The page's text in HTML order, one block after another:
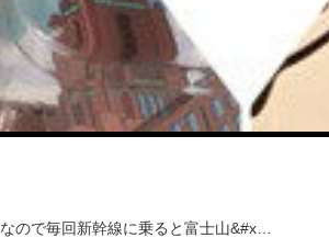
ので毎回新幹線に乗ると富士山&#x…